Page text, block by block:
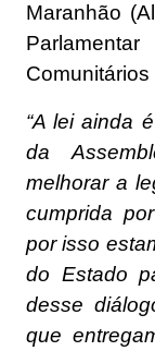
Maranhão
“A lei ainda
da
melhorar a
cumprida
por isso
do Estado
desse
que